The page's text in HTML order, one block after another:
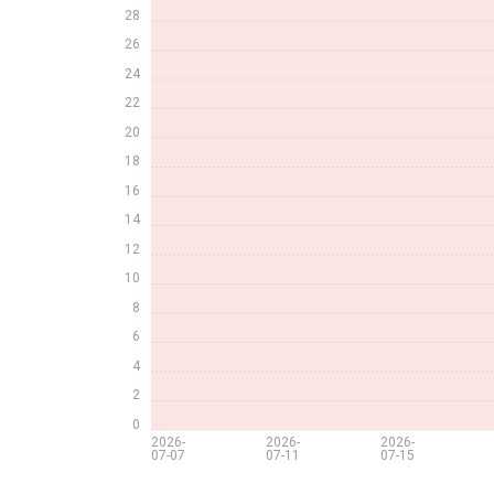
2026-
07-07
2026-
07-11
2026-
07-15
0
2
4
6
8
10
12
14
16
18
20
22
24
26
28